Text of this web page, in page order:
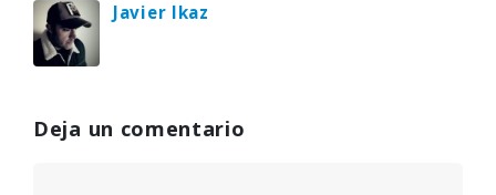
Javier Ikaz
Deja un comentario